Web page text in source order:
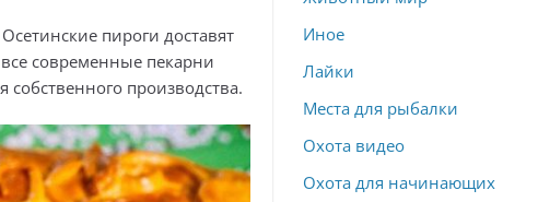
пироги доставят
современные пекарни
собственного производства.
Иное
Лайки
Места для рыбалки
Охота видео
Охота для начинающих